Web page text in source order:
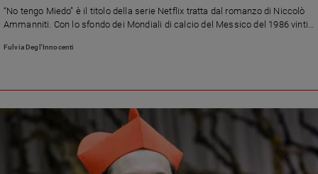
Famiglia
ed
educazione
e
figli
“No tengo Miedo” è il titolo della serie Netflix tratta dal romanzo di Niccolò
Ammanniti. Con lo sfondo dei Mondiali di calcio del Messico del 1986 vinti
Fulvia Degl'Innocenti